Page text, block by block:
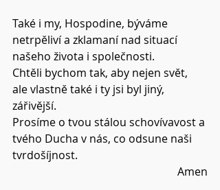
Také i my, Hospodine, býváme
netrpěliví a zklamaní nad situací
našeho života i společnosti.
Chtěli bychom tak, aby nejen svět,
ale vlastně také i ty jsi byl jiný,
zářivější.
Prosíme o tvou stálou schovívavost a
tvého Ducha v nás, co odsune naši
tvrdošíjnost.
Amen